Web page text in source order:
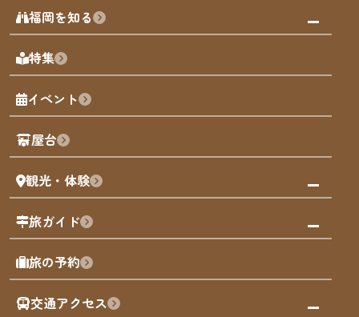
みんなの旅行記
天神エリア
博多旧市街
福岡城
歴史・文化
福岡を知る
福岡の見どころ
福岡の魅力
観光カレンダー
観光PR動画
まち歩き
福岡グルメ
福岡を楽しむ
福岡のアート
福岡のナイトタイム
特集
イベント
屋台
観光・体験
観る・遊ぶ
屋台
買う
体験
旅ガイド
モデルコース
AIおまかせコース
オリジナルプラン
旅の予約
交通アクセス